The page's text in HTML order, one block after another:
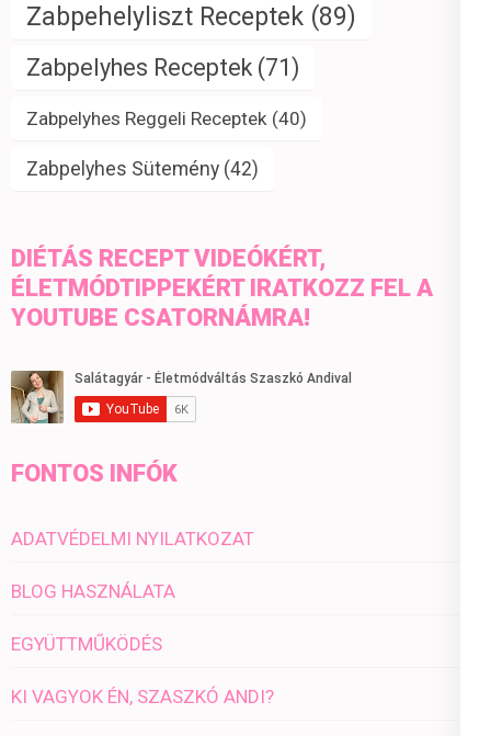
Zabpehelyliszt Receptek (89)
Zabpelyhes Receptek (71)
Zabpelyhes Reggeli Receptek (40)
Zabpelyhes Sütemény (42)
DIÉTÁS RECEPT VIDEÓKÉRT,
ÉLETMÓDTIPPEKÉRT IRATKOZZ FEL A
YOUTUBE CSATORNÁMRA!
FONTOS INFÓK
ADATVÉDELMI NYILATKOZAT
BLOG HASZNÁLATA
EGYÜTTMŰKÖDÉS
KI VAGYOK ÉN, SZASZKÓ ANDI?